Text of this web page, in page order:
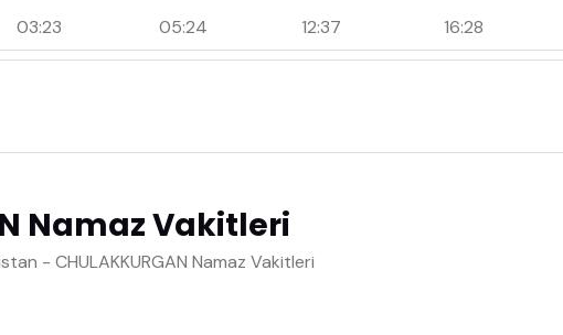
03:23 05:24 12:37 16:28
Namaz Vakitleri
- CHULAKKURGAN Namaz Vakitleri